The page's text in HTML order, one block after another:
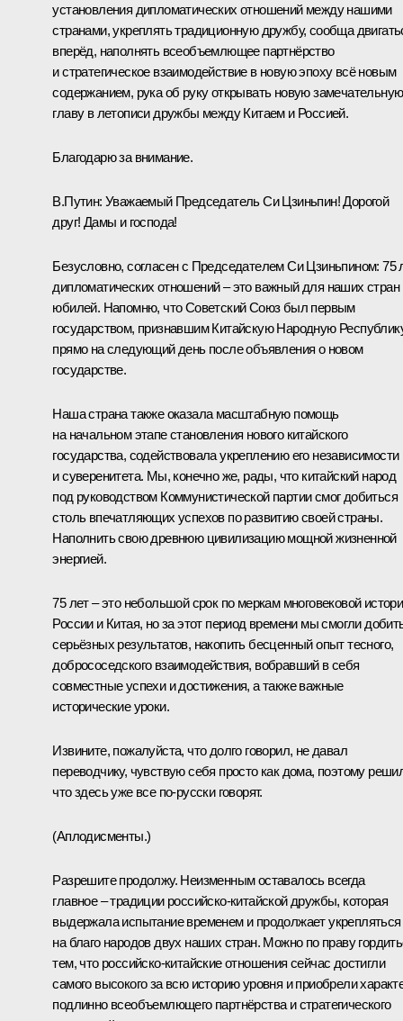
установления дипломатических отношений между нашими
странами, укреплять традиционную дружбу, сообща
вперёд, наполнять всеобъемлющее партнёрство
и стратегическое взаимодействие в новую эпоху всё новым
содержанием, рука об руку открывать новую замечательную
главу в летописи дружбы между Китаем и Россией.
Благодарю за внимание.
В.Путин: Уважаемый Председатель Си Цзиньпин! Дорогой
друг! Дамы и господа!
Безусловно, согласен с Председателем Си Цзиньпином: 75
дипломатических отношений – это важный для наших стран
юбилей. Напомню, что Советский Союз был первым
государством, признавшим Китайскую Народную
прямо на следующий день после объявления о новом
государстве.
Наша страна также оказала масштабную помощь
на начальном этапе становления нового китайского
государства, содействовала укреплению его независимости
и суверенитета. Мы, конечно же, рады, что китайский народ
под руководством Коммунистической партии смог добиться
столь впечатляющих успехов по развитию своей страны.
Наполнить свою древнюю цивилизацию мощной жизненной
энергией.
75 лет – это небольшой срок по меркам многовековой
России и Китая, но за этот период времени мы смогли
серьёзных результатов, накопить бесценный опыт тесного,
добрососедского взаимодействия, вобравший в себя
совместные успехи и достижения, а также важные
исторические уроки.
Извините, пожалуйста, что долго говорил, не давал
переводчику, чувствую себя просто как дома, поэтому
что здесь уже все по-русски говорят.
(Аплодисменты.)
Разрешите продолжу. Неизменным оставалось всегда
главное – традиции российско-китайской дружбы, которая
выдержала испытание временем и продолжает укрепляться
на благо народов двух наших стран. Можно по праву
тем, что российско-китайские отношения сейчас достигли
самого высокого за всю историю уровня и приобрели
подлинно всеобъемлющего партнёрства и стратегического